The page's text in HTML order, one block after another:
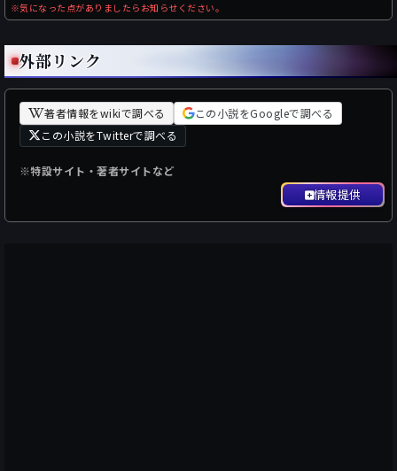
※気になった点がありましたらお知らせください。
外部リンク
著者情報をwikiで調べる
この小説をGoogleで調べる
この小説をTwitterで調べる
※特設サイト・著者サイトなど
情報提供